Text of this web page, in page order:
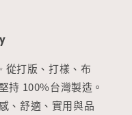
從打版、打樣、布
持 100%台灣製造。
、舒適、實用與品